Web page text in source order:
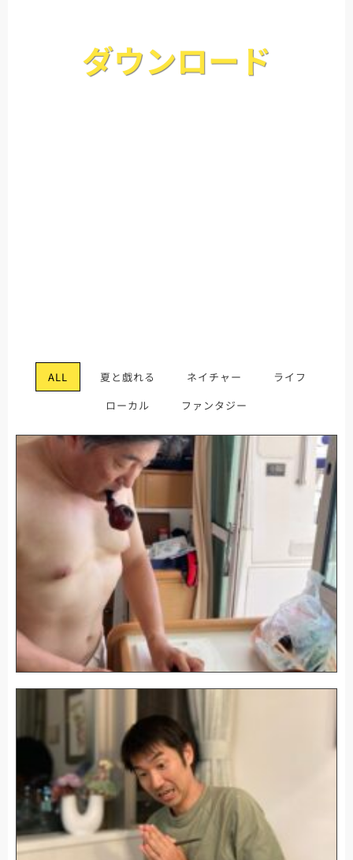
ダウンロード
ALL 夏と戯れる ネイチャー
ライフ
ローカル
ファンタジー